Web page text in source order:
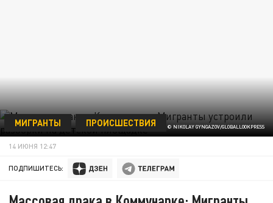
© NIKOLAY GYNGAZOV/GLOBALLOOKPRESS
МИГРАНТЫ ПРОИСШЕСТВИЯ
14 ИЮНЯ 12:47
ПОДПИШИТЕСЬ: